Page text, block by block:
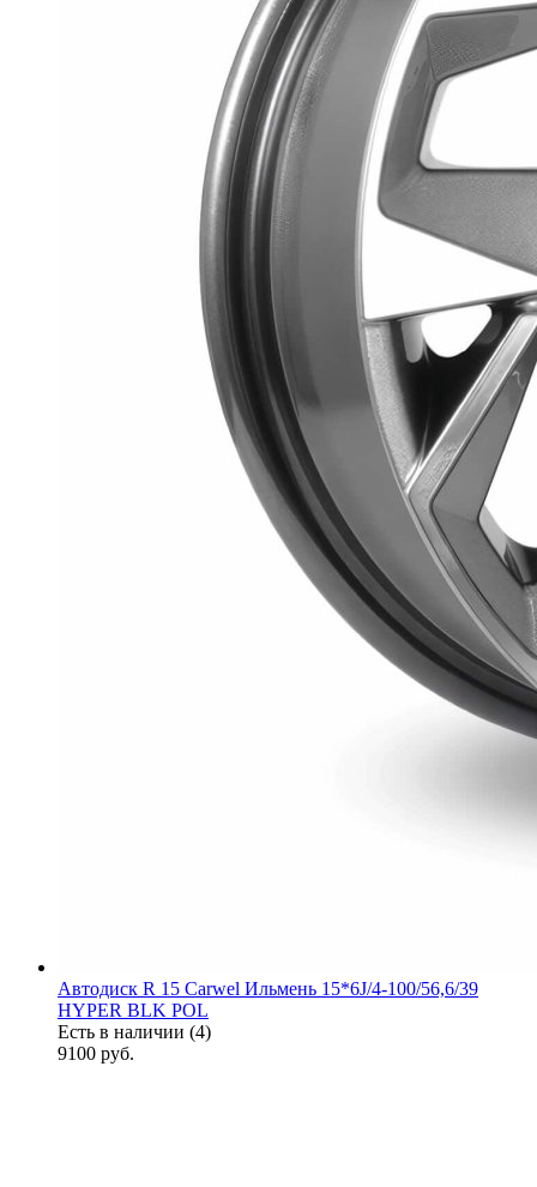
Автодиск R 15 Carwel Ильмень 15*6J/4-100/56,6/39
HYPER BLK POL
Есть в наличии (4)
9100 руб.